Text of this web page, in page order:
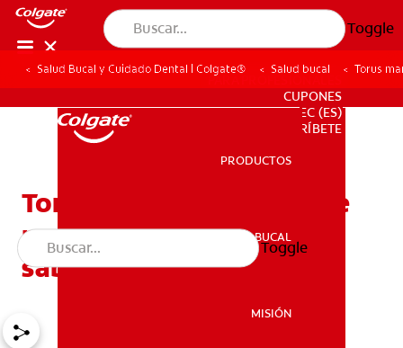
Toggle
SALUD BUCAL
PARA PROFESIONALES
CUPONES
EC (ES)
SUSCRÍBETE
PRODUCTOS
SALUD BUCAL
MISIÓN
Toggle
Salud Bucal y Cuidado Dental | Colgate® Salud bucal Torus
Torus mandibular (rodete
mandibular): Qué debe
saber